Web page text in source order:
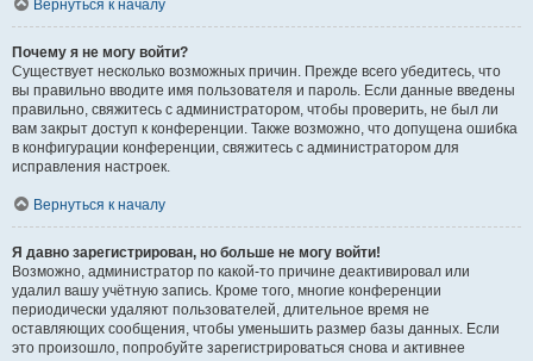
Вернуться к началу
Почему я не могу войти?
Существует несколько возможных причин. Прежде всего убедитесь, что
вы правильно вводите имя пользователя и пароль. Если данные введены
правильно, свяжитесь с администратором, чтобы проверить, не был ли
вам закрыт доступ к конференции. Также возможно, что допущена ошибка
в конфигурации конференции, свяжитесь с администратором для
исправления настроек.
Вернуться к началу
Я давно зарегистрирован, но больше не могу войти!
Возможно, администратор по какой-то причине деактивировал или
удалил вашу учётную запись. Кроме того, многие конференции
периодически удаляют пользователей, длительное время не
оставляющих сообщения, чтобы уменьшить размер базы данных. Если
это произошло, попробуйте зарегистрироваться снова и активнее